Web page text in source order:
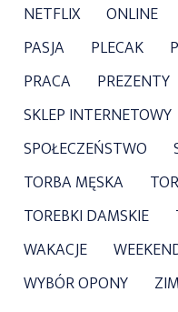
NETFLIX
ONLINE
PASJA
PLECAK
PRACA
PREZENTY
SKLEP INTERNETOWY
SPOŁECZEŃSTWO
TORBA MĘSKA
TOREBKI DAMSKIE
WAKACJE
WYBÓR OPONY